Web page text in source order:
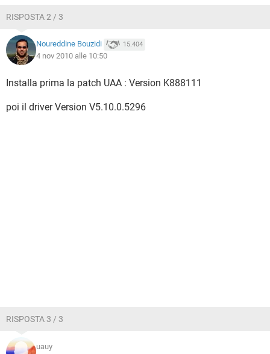
RISPOSTA 2 / 3
Noureddine Bouzidi 15.404
4 nov 2010 alle 10:50
Installa prima la patch UAA : Version K888111
poi il driver Version V5.10.0.5296
RISPOSTA 3 / 3
uauy